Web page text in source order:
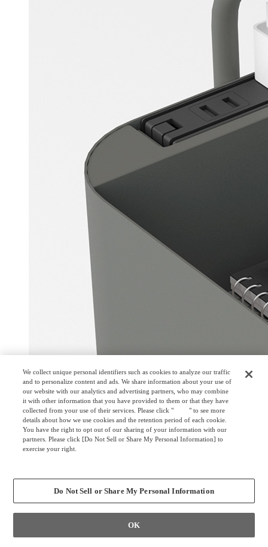
We collect unique personal identifiers such as cookies to analyze our traffic
and to personalize content and ads. We share information about your use of
our website with our analytics and advertising partners, who may combine
it with other information that you have provided to them or that they have
collected from your use of their services. Please click "
here" to see more
details about how we use cookies and the retention period of each cookie.
You have the right to opt out of our sharing of your information with our
partners. Please click [Do Not Sell or Share My Personal Information] to
exercise your right.
Do Not Sell or Share My Personal Information
OK